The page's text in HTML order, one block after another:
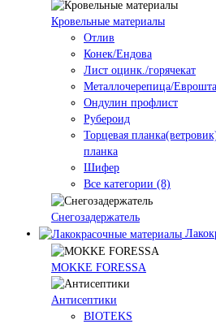
Кровельные материалы
Отлив
Конек/Ендова
Лист оцинк./горячекат
Металлочерепица/
Ондулин профлист
Рубероид
Торцевая
планка
Шифер
Все категории (8)
Снегозадержатель
MOKKE FORESSA
Антисептики
BIOTEKS